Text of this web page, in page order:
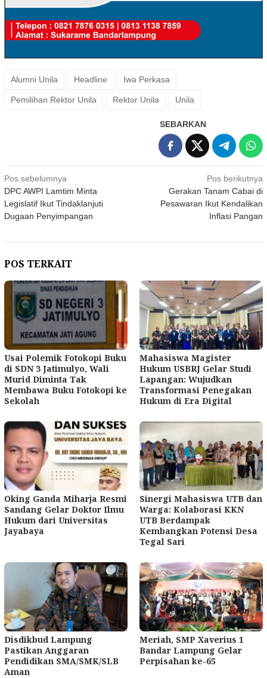
Alumni Unila Headline Iwa Perkasa
Pemilihan Rektor Unila Rektor Unila Unila
SEBARKAN
Navigasi
pos
Pos sebelumnya
DPC AWPI Lamtim Minta
Legislatif Ikut Tindaklanjuti
Dugaan Penyimpangan
Pos berikutnya
Gerakan Tanam Cabai di
Pesawaran Ikut Kendalikan
Inflasi Pangan
POS TERKAIT
Usai Polemik Fotokopi Buku
di SDN 3 Jatimulyo, Wali
Murid Diminta Tak
Membawa Buku Fotokopi ke
Sekolah
Mahasiswa Magister
Hukum USBRJ Gelar Studi
Lapangan: Wujudkan
Transformasi Penegakan
Hukum di Era Digital
Oking Ganda Miharja Resmi
Sandang Gelar Doktor Ilmu
Hukum dari Universitas
Jayabaya
Sinergi Mahasiswa UTB dan
Warga: Kolaborasi KKN
UTB Berdampak
Kembangkan Potensi Desa
Tegal Sari
Disdikbud Lampung
Pastikan Anggaran
Pendidikan SMA/SMK/SLB
Aman
Meriah, SMP Xaverius 1
Bandar Lampung Gelar
Perpisahan ke-65